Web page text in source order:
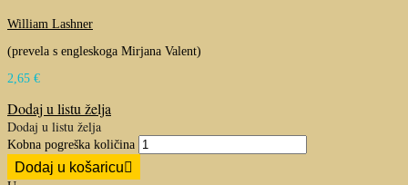
William Lashner
(prevela s engleskoga Mirjana Valent)
2,65 €
Dodaj u listu želja
Dodaj u listu želja
Kobna pogreška količina
Dodaj u košaricu